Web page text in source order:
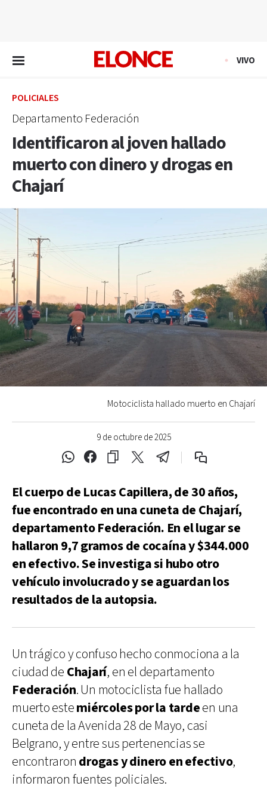
VIVO
POLICIALES
Departamento Federación
Identificaron al joven hallado
muerto con dinero y drogas en
Chajarí
9 de octubre de 2025
Motociclista hallado muerto en Chajarí
El cuerpo de Lucas Capillera, de 30 años,
fue encontrado en una cuneta de Chajarí,
departamento Federación. En el lugar se
hallaron 9,7 gramos de cocaína y $344.000
en efectivo. Se investiga si hubo otro
vehículo involucrado y se aguardan los
resultados de la autopsia.
Un trágico y confuso hecho conmociona a la
ciudad de Chajarí, en el departamento
Federación. Un motociclista fue hallado
muerto estemiércoles por la tardeen una
cuneta de la Avenida 28 de Mayo, casi
Belgrano, y entre sus pertenencias se
encontraron drogas y dinero en efectivo,
informaron fuentes policiales.